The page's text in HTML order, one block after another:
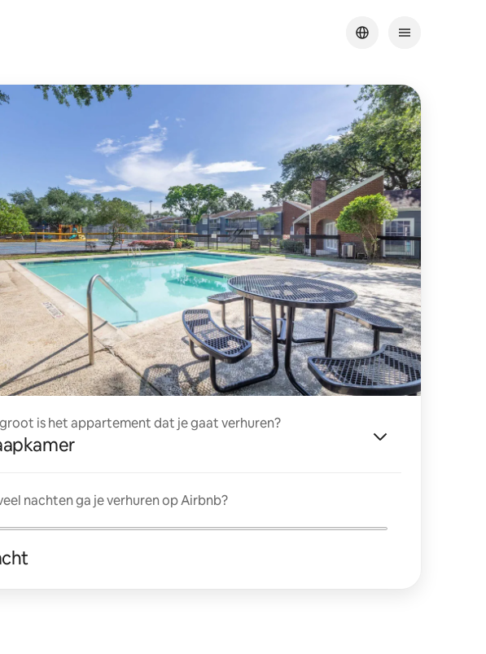
is het appartement dat je gaat verhuren?
nachten ga je verhuren op Airbnb?